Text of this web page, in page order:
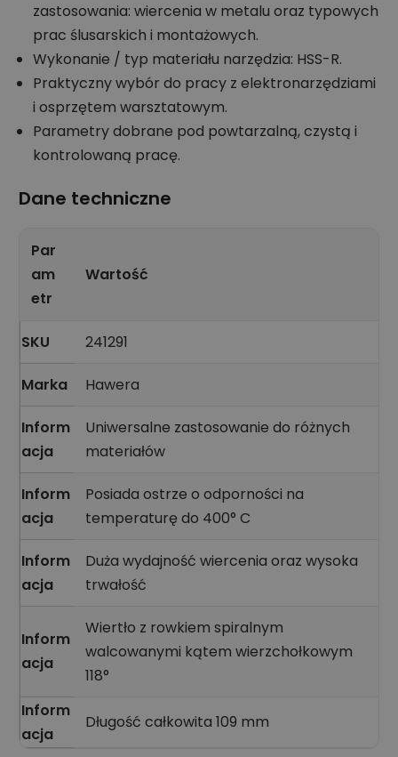
zastosowania: wiercenia w metalu oraz typowych
prac ślusarskich i montażowych.
Wykonanie / typ materiału narzędzia: HSS-R.
Praktyczny wybór do pracy z elektronarzędziami
i osprzętem warsztatowym.
Parametry dobrane pod powtarzalną, czystą i
kontrolowaną pracę.
Dane techniczne
Par
am
etr
Wartość
SKU 241291
Marka Hawera
Inform
acja
Uniwersalne zastosowanie do różnych
materiałów
Inform
acja
Posiada ostrze o odporności na
temperaturę do 400° C
Inform
acja
Duża wydajność wiercenia oraz wysoka
trwałość
Inform
acja
Wiertło z rowkiem spiralnym
walcowanymi kątem wierzchołkowym
118°
Inform
acja
Długość całkowita 109 mm